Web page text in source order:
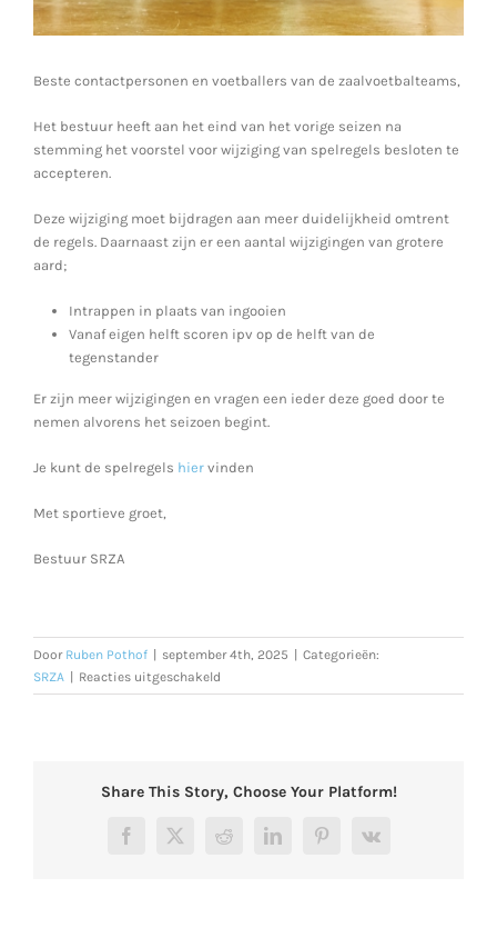
Beste contactpersonen en voetballers van de zaalvoetbalteams,
Het bestuur heeft aan het eind van het vorige seizen na
stemming het voorstel voor wijziging van spelregels besloten te
accepteren.
Deze wijziging moet bijdragen aan meer duidelijkheid omtrent
de regels. Daarnaast zijn er een aantal wijzigingen van grotere
aard;
Intrappen in plaats van ingooien
Vanaf eigen helft scoren ipv op de helft van de
tegenstander
Er zijn meer wijzigingen en vragen een ieder deze goed door te
nemen alvorens het seizoen begint.
Je kunt de spelregels hiervinden
Met sportieve groet,
Bestuur SRZA
Door Ruben Pothof september 4th, 2025
Categorieën:
SRZA
Reacties uitgeschakeld
Vanaf
2026
lees
Share This Story, Choose Your Platform!
Facebook
X RedditLinkedInPinterest
Vk